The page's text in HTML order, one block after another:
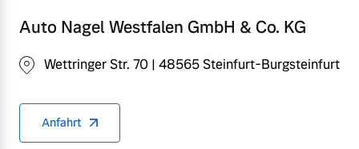
Auto Nagel Westfalen GmbH & Co. KG
Wettringer Str. 70 | 48565 Steinfurt-Burgsteinfurt
Anfahrt